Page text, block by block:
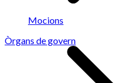
Mocions
Òrgans de govern